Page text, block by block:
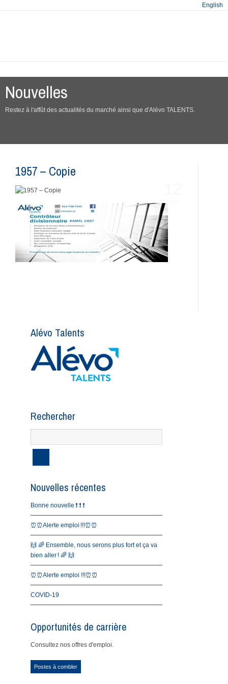
English
Nouvelles
Restez à l'affût des actualités du marché ainsi que d'Alévo TALENTS.
1957 – Copie
Alévo Talents
Rechercher
Nouvelles récentes
Bonne nouvelle ❗️ ❗️ ❗️
⏰⏰Alerte emploi !!!⏰⏰
🙌 🌈 Ensemble, nous serons plus fort et ça va
bien aller ! 🌈 🙌
⏰⏰Alerte emploi !!!⏰⏰
COVID-19
Opportunités de carrière
Consultez nos offres d'emploi.
Postes à combler